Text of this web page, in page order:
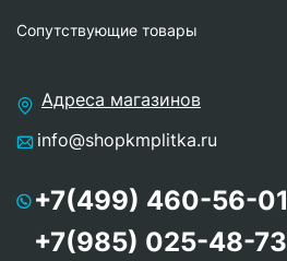
Сопутствующие товары
Адреса магазинов
info@shopkmplitka.ru
+7(499) 460-56-01
+7(985) 025-48-73